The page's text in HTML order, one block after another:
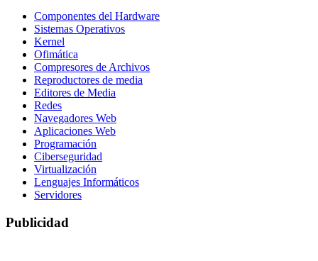
Componentes del Hardware
Sistemas Operativos
Kernel
Ofimática
Compresores de Archivos
Reproductores de media
Editores de Media
Redes
Navegadores Web
Aplicaciones Web
Programación
Ciberseguridad
Virtualización
Lenguajes Informáticos
Servidores
Publicidad